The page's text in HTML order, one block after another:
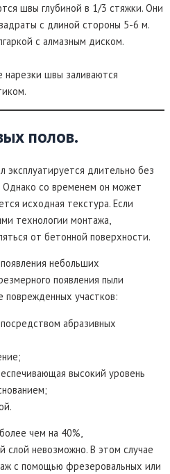
швы глубиной в 1/3 стяжки. Они
с длиной стороны 5-6 м.
с алмазным диском.
нарезки швы заливаются
полов.
эксплуатируется длительно без
со временем он может
исходная текстура. Если
технологии монтажа,
от бетонной поверхности.
небольших
появления пыли
поврежденных участков:
абразивных
высокий уровень
чем на 40%,
слой невозможно. В этом случае
с помощью фрезеровальных или